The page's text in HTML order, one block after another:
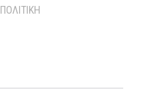
ΠΟΛΙΤΙΚΉ